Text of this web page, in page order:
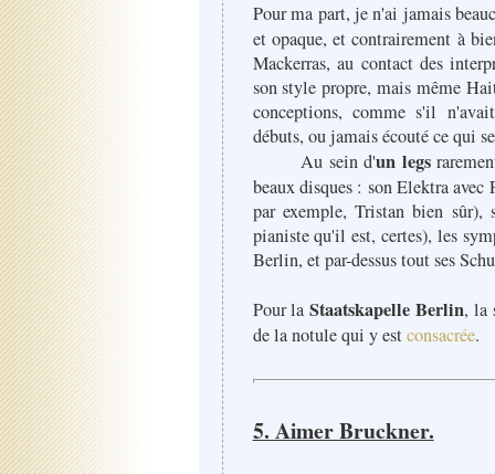
Pour ma part, je n'ai jamais
et opaque, et contrairement à
Mackerras, au contact des
son style propre, mais même
conceptions, comme s'il
débuts, ou jamais écouté ce qui
Au sein d'un legs
beaux disques : son Elektra avec
par exemple, Tristan bien sûr),
pianiste qu'il est, certes), les
Berlin, et par-dessus tout ses
Pour laStaatskapelle Berlin, la
de la notule qui y estconsacrée.
5. Aimer Bruckner.